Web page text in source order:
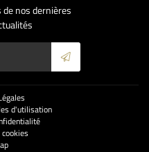
nos dernières
d'utilisation